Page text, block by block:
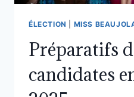
ÉLECTION MISS
Préparatifs
candidates